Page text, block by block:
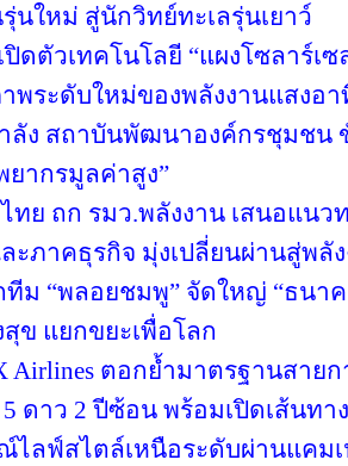
นใหม่ สู่นักวิทย์ทะเลรุ่นเยาว์
ปิดตัวเทคโนโลยี “แผงโซลาร์เ
พระดับใหม่ของพลังงานแสงอ
ลัง สถาบันพัฒนาองค์กรชุมชน
ยากรมูลค่าสูง”
ทย ถก รมว.พลังงาน เสนอแน
ะภาคธุรกิจ มุ่งเปลี่ยนผ่านสู่พลั
ทีม “พลอยชมพู” จัดใหญ่ “ธนา
สุข แยกขยะเพื่อโลก
Airlines ตอกย้ำมาตรฐานสาย
ดาว 2 ปีซ้อน พร้อมเปิดเส้นทา
ไลฟ์สไตล์เหนือระดับผ่านแคมเ